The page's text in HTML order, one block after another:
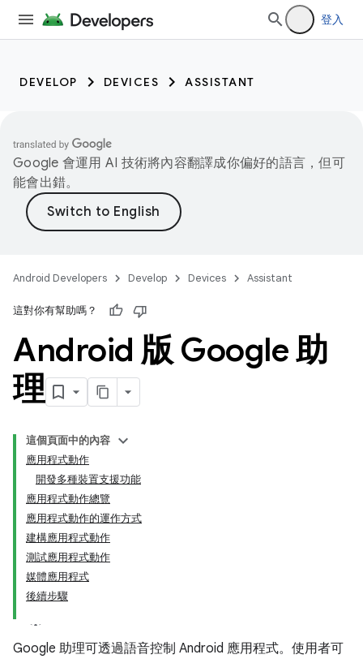
登入
DEVELOP DEVICES ASSISTANT
Google 會運用 AI 技術將內容翻譯成你偏好的語言，但可
能會出錯。
Android Developers Develop Devices Assistant
這對你有幫助嗎？
Android 版 Google 助
理
這個頁面中的內容
應用程式動作
開發多種裝置支援功能
應用程式動作總覽
應用程式動作的運作方式
建構應用程式動作
測試應用程式動作
媒體應用程式
後續步驟
Google 助理可透過語音控制 Android 應用程式。使用者可